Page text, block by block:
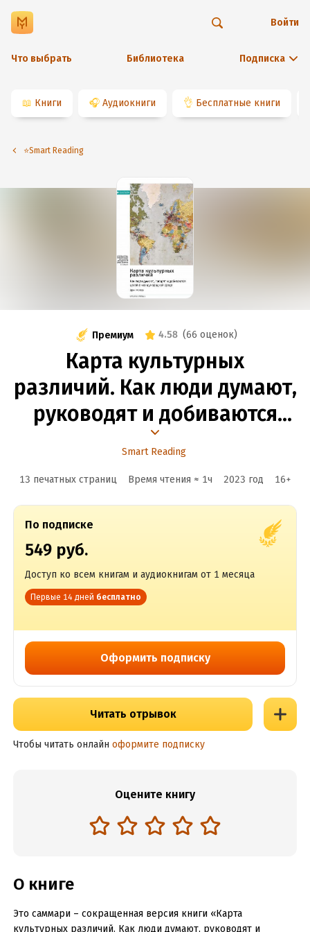
Что выбрать Библиотека Подписка
Войти
📖 Книги 🎧 Аудиокниги 👌 Бесплатные книги
⭐️Smart Reading
Премиум 4.58 (66 оценок)
Карта культурных
различий. Как люди думают,
руководят и добиваются
целей в международной
Smart Reading
13 печатных страниц Время чтения ≈ 1ч 2023 год 16+
По подписке
549 руб.
Доступ ко всем книгам и аудиокнигам от 1 месяца
Первые 14 дней бесплатно
Оформить подписку
Читать отрывок
Чтобы читать онлайн оформите подписку
Оцените книгу
О книге
Это саммари – сокращенная версия книги «Карта
культурных различий. Как люди думают, руководят и